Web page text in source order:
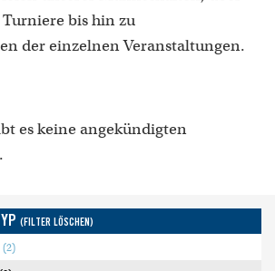
bis hin zu
der einzelnen Veranstaltungen.
es keine angekündigten
(FILTER LÖSCHEN)
(2)